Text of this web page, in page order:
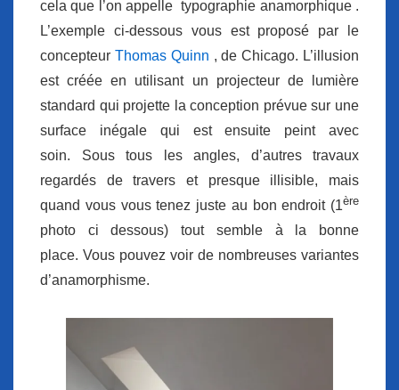
cela que l’on appelletypographie anamorphique.
L’exemple ci-dessous vous est proposé par le
concepteur Thomas Quinn , de Chicago. L’illusion
est créée en utilisant un projecteur de lumière
standard qui projette la conception prévue sur une
surface inégale qui est ensuite peint avec
soin. Sous tous les angles, d’autres travaux
regardés de travers et presque illisible, mais
quand vous vous tenez juste au bon endroit (1ère
photo ci dessous) tout semble à la bonne
place. Vous pouvez voir de nombreuses variantes
d’anamorphisme.